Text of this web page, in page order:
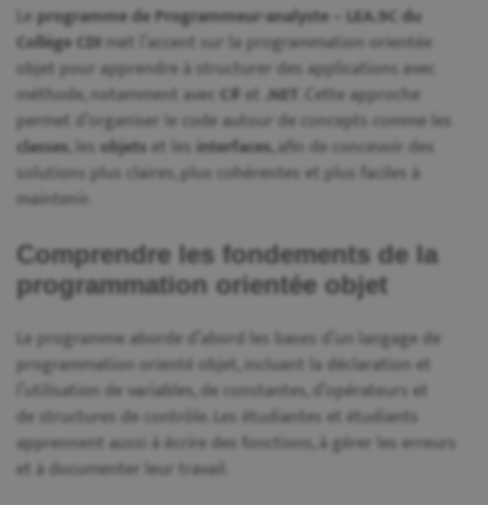
Le programme de Programmeur-analyste – LEA.9C du
Collège CDI met l’accent sur la programmation orientée
objet pour apprendre à structurer des applications avec
méthode, notamment avec C# et .NET . Cette approche
permet d’organiser le code autour de concepts comme les
classes , les objets et les interfaces , afin de concevoir des
solutions plus claires, plus cohérentes et plus faciles à
maintenir.
Comprendre les fondements de la
programmation orientée objet
Le programme aborde d’abord les bases d’un langage de
programmation orienté objet, incluant la déclaration et
l’utilisation de variables, de constantes, d’opérateurs et
de structures de contrôle. Les étudiantes et étudiants
apprennent aussi à écrire des fonctions, à gérer les erreurs
et à documenter leur travail.